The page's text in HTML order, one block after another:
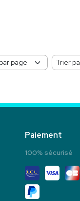
Paiement
100% sécurisé